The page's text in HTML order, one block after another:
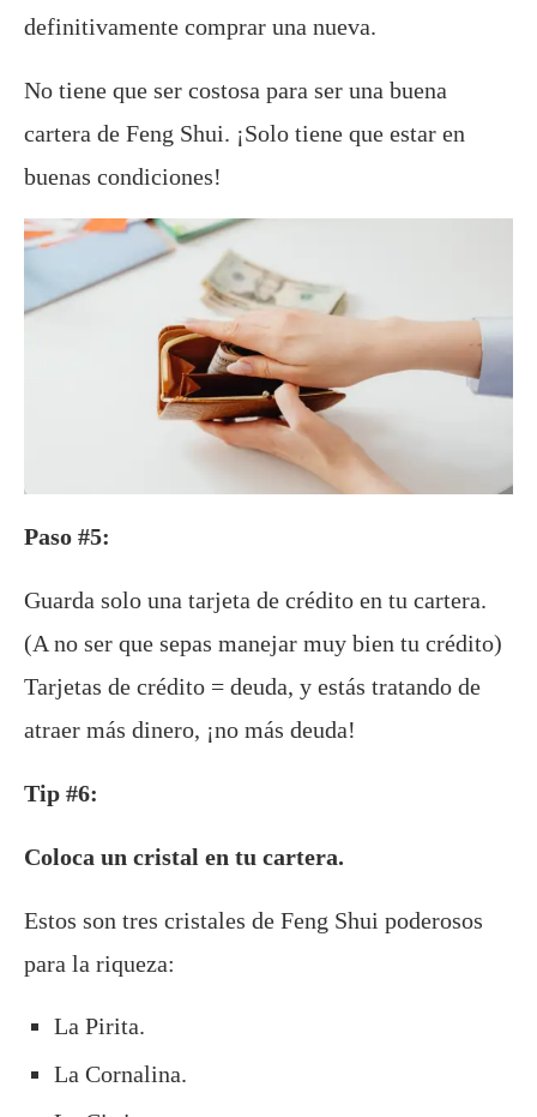
definitivamente comprar una nueva.
No tiene que ser costosa para ser una buena
cartera de Feng Shui. ¡Solo tiene que estar en
buenas condiciones!
Paso #5:
Guarda solo una tarjeta de crédito en tu cartera.
(A no ser que sepas manejar muy bien tu crédito)
Tarjetas de crédito = deuda, y estás tratando de
atraer más dinero, ¡no más deuda!
Tip #6:
Coloca un cristal en tu cartera.
Estos son tres cristales de Feng Shui poderosos
para la riqueza:
La Pirita.
La Cornalina.